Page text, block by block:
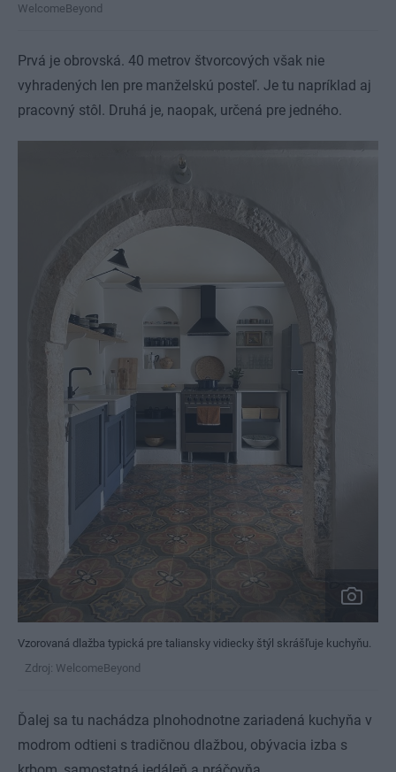
WelcomeBeyond
Prvá je obrovská. 40 metrov štvorcových však nie
vyhradených len pre manželskú posteľ. Je tu napríklad aj
pracovný stôl. Druhá je, naopak, určená pre jedného.
Vzorovaná dlažba typická pre taliansky vidiecky štýl skrášľuje kuchyňu.
Zdroj: WelcomeBeyond
Ďalej sa tu nachádza plnohodnotne zariadená kuchyňa v
modrom odtieni s tradičnou dlažbou, obývacia izba s